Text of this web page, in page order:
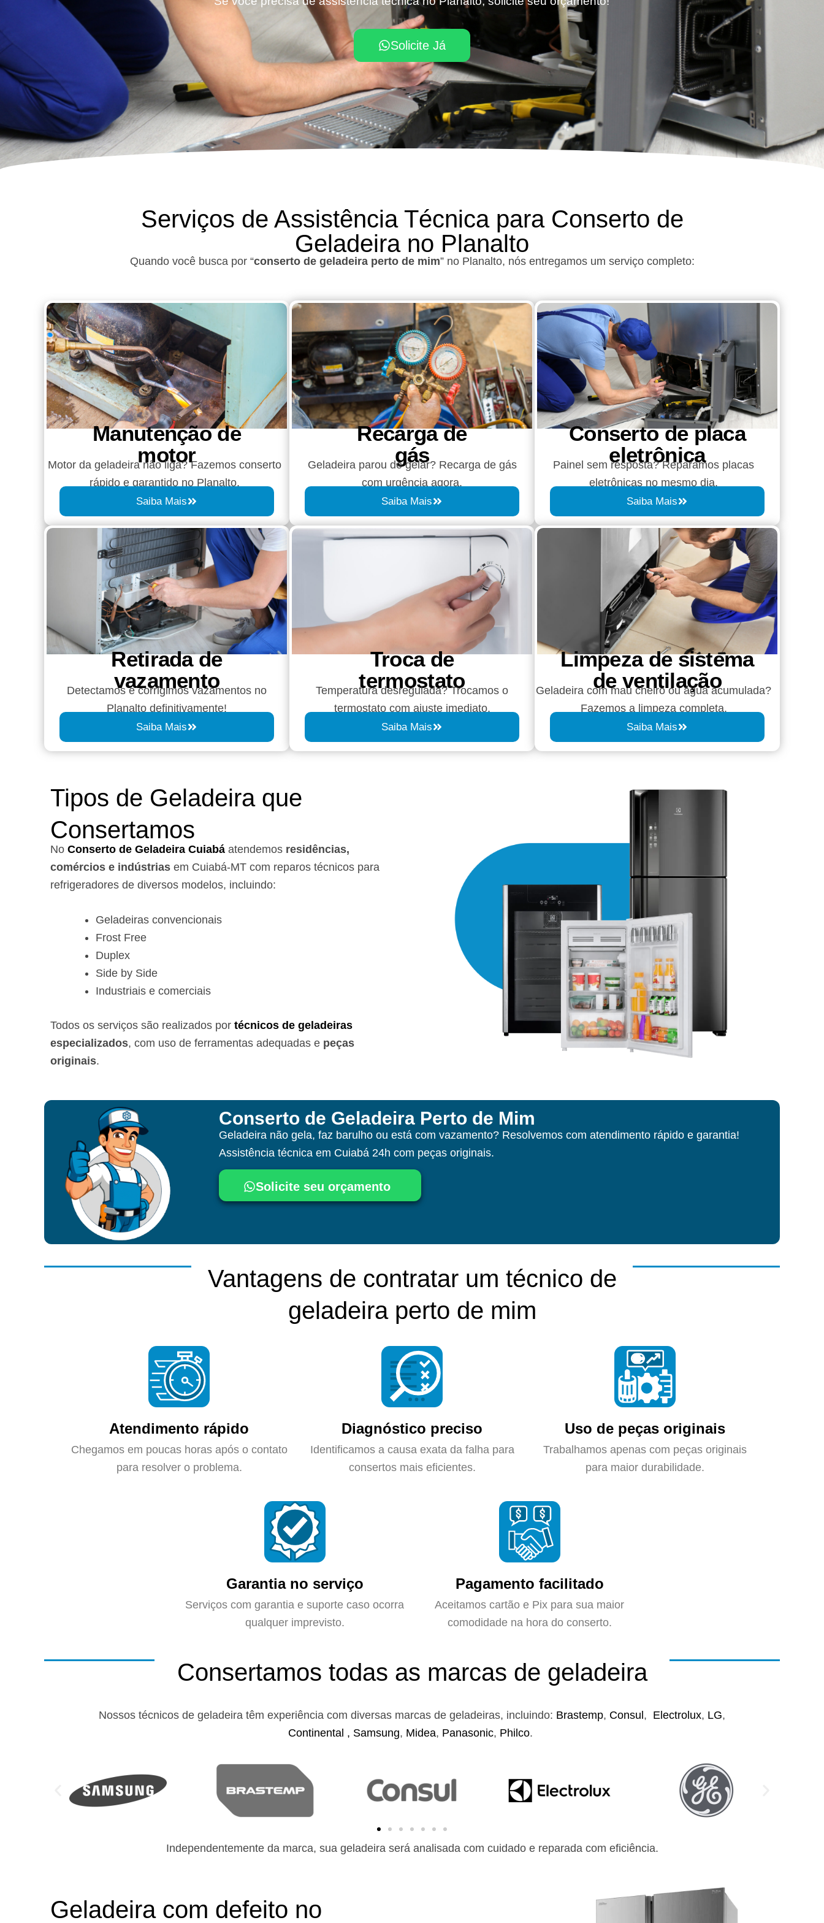
Solicite Já
Serviços de Assistência Técnica para Conserto de
Geladeira no Planalto
Quando você busca por “conserto de geladeira perto de mim” no Planalto, nós entregamos um serviço completo:
Manutenção de
motor
Motor da geladeira não liga? Fazemos conserto
rápido e garantido no Planalto.
Saiba Mais
Recarga de
gás
Geladeira parou de gelar? Recarga de gás
com urgência agora.
Saiba Mais
Conserto de placa
eletrônica
Painel sem resposta? Reparamos placas
eletrônicas no mesmo dia.
Saiba Mais
Retirada de
vazamento​​
Detectamos e corrigimos vazamentos no
Planalto definitivamente!
Saiba Mais
Troca de
termostato
Temperatura desregulada? Trocamos o
termostato com ajuste imediato.
Saiba Mais
Limpeza de sistema
de ventilação
Geladeira com mau cheiro ou água acumulada?
Fazemos a limpeza completa.
Saiba Mais
Tipos de Geladeira que
Consertamos
No Conserto de Geladeira Cuiabá atendemos residências,
comércios e indústrias em Cuiabá-MT com reparos técnicos para
refrigeradores de diversos modelos, incluindo:
Geladeiras convencionais
Frost Free
Duplex
Side by Side
Industriais e comerciais
Todos os serviços são realizados por técnicos de geladeiras
especializados, com uso de ferramentas adequadas e peças
originais.
Conserto de Geladeira Perto de Mim
Geladeira não gela, faz barulho ou está com vazamento? Resolvemos com atendimento rápido e garantia!
Assistência técnica em Cuiabá 24h com peças originais.
Solicite seu orçamento
Vantagens de contratar um técnico de
geladeira perto de mim
Atendimento rápido
Chegamos em poucas horas após o contato
para resolver o problema.
Diagnóstico preciso
Identificamos a causa exata da falha para
consertos mais eficientes.
Uso de peças originais
Trabalhamos apenas com peças originais
para maior durabilidade.
Garantia no serviço
Serviços com garantia e suporte caso ocorra
qualquer imprevisto.
Pagamento facilitado
Aceitamos cartão e Pix para sua maior
comodidade na hora do conserto.
Consertamos todas as marcas de geladeira
Nossos técnicos de geladeira têm experiência com diversas marcas de geladeiras, incluindo: Brastemp, Consul , Electrolux, LG,
Continental , Samsung, Midea, Panasonic, Philco.
Independentemente da marca, sua geladeira será analisada com cuidado e reparada com eficiência.
Geladeira com defeito no